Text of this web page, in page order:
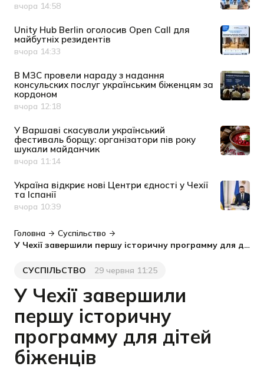
Дата публікації
вчора 14:58
Unity Hub Berlin оголосив Open Call для
майбутніх резидентів
Дата публікації
вчора 14:33
В МЗС провели нараду з надання
консульских послуг українським біженцям за
кордоном
Дата публікації
вчора 12:18
У Варшаві скасували український
фестиваль борщу: організатори пів року
шукали майданчик
Дата публікації
вчора 11:14
Україна відкриє нові Центри єдності у Чехії
та Іспанії
Дата публікації
вчора 10:39
Головна
Суспільство
У Чехії завершили першу історичну программу для дітей біженців
Категорія
СУСПІЛЬСТВО
Дата публікації29 червня 11:25
У Чехії завершили
першу історичну
программу для дітей
біженців